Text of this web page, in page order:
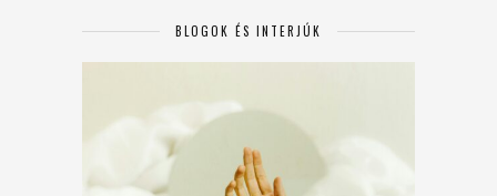
BLOGOK ÉS INTERJÚK